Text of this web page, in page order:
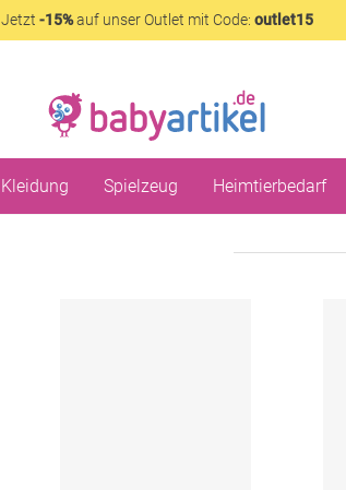
Jetzt -15%auf unser Outlet mit Code: outlet15
Kleidung Spielzeug Heimtierbedarf